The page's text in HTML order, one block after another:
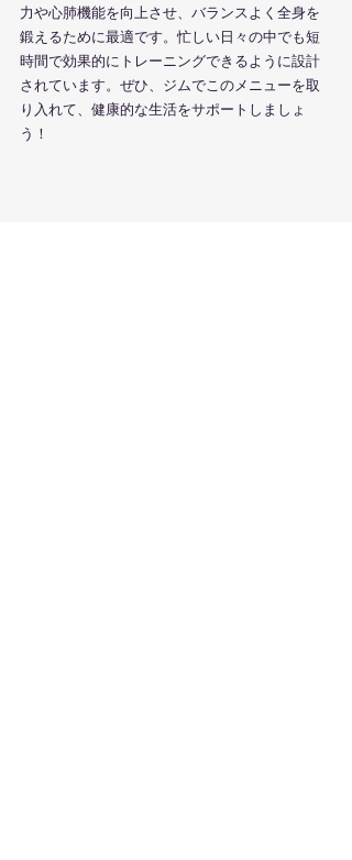
力や心肺機能を向上させ、バランスよく全身を
鍛えるために最適です。忙しい日々の中でも短
時間で効果的にトレーニングできるように設計
されています。ぜひ、ジムでこのメニューを取
り入れて、健康的な生活をサポートしましょ
う！